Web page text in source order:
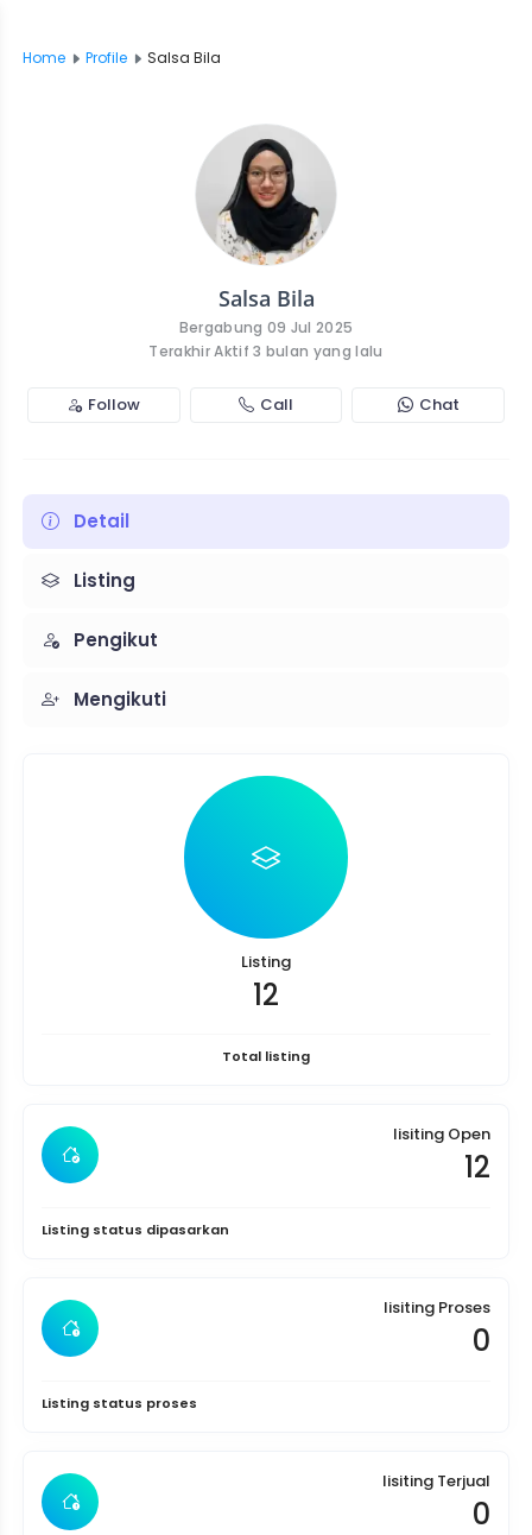
Home Profile Salsa Bila
Listing
12
Total listing
lisiting Open
12
Listing status dipasarkan
lisiting Proses
0
Listing status proses
lisiting Terjual
0
Salsa Bila
Bergabung 09 Jul 2025
Terakhir Aktif 3 bulan yang lalu
Follow Call Chat
Detail
Listing
Pengikut
Mengikuti